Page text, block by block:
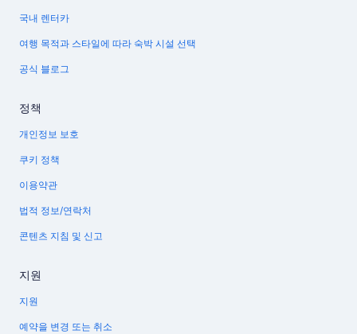
국내 렌터카
여행 목적과 스타일에 따라 숙박 시설 선택
공식 블로그
정책
개인정보 보호
쿠키 정책
이용약관
법적 정보/연락처
콘텐츠 지침 및 신고
지원
지원
예약을 변경 또는 취소